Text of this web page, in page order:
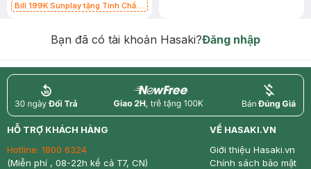
Bill 199K Sunplay tặng Tinh Chất
Bạn đã có tài khoản Hasaki?Đăng nhập
return nowfree price
HỖ TRỢ KHÁCH HÀNG
Hotline: 1800 6324
(Miễn phí , 08-22h kể cả T7, CN)
VỀ HASAKI.VN
Giới thiệu Hasaki.vn
Chính sách bảo mật